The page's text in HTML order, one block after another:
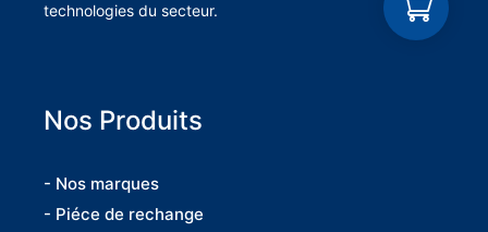
technologies du secteur.
Nos Produits
- Nos marques
- Piéce de rechange